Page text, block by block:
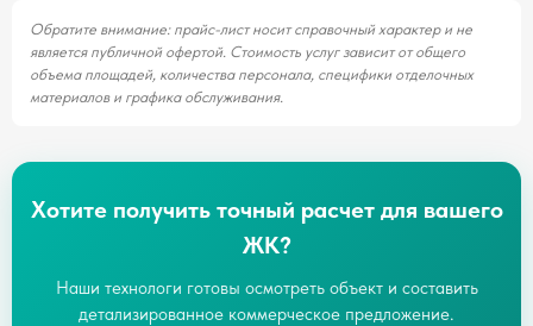
Обратите внимание: прайс-лист носит справочный характер и не
является публичной офертой. Стоимость услуг зависит от общего
объема площадей, количества персонала, специфики отделочных
материалов и графика обслуживания.
Хотите получить точный расчет для вашего
ЖК?
Наши технологи готовы осмотреть объект и составить
детализированное коммерческое предложение.